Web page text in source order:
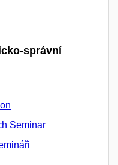
správní
Seminar